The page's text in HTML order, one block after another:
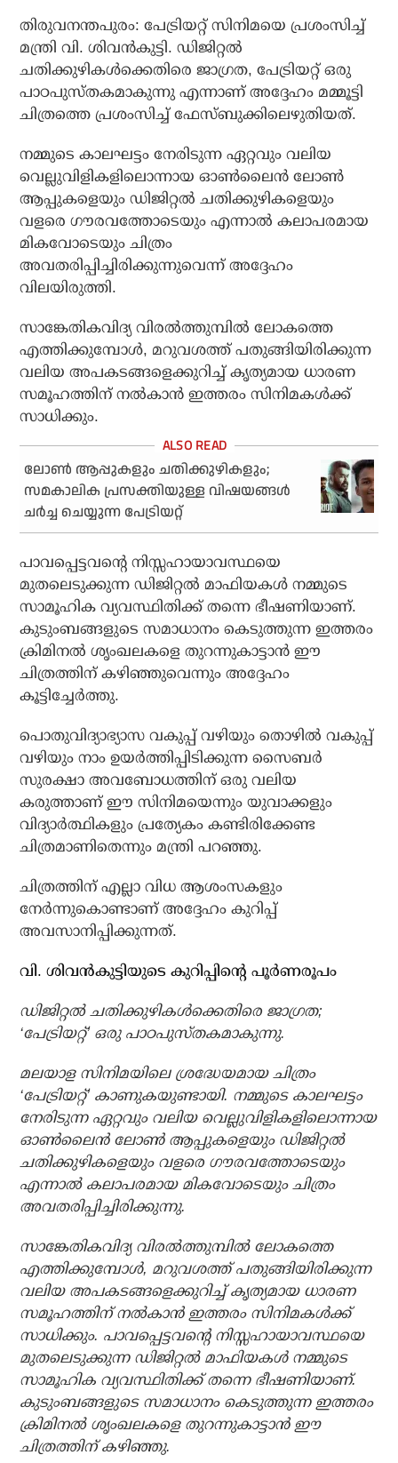
തിരുവനന്തപുരം: പേട്രിയറ്റ് സിനിമയെ പ്രശംസിച്ച്
മന്ത്രി വി. ശിവന്‍കുട്ടി. ഡിജിറ്റല്‍
ചതിക്കുഴികള്‍ക്കെതിരെ ജാഗ്രത, പേട്രിയറ്റ് ഒരു
പാഠപുസ്തകമാകുന്നു എന്നാണ് അദ്ദേഹം മമ്മൂട്ടി
ചിത്രത്തെ പ്രശംസിച്ച് ഫേസ്ബുക്കിലെഴുതിയത്.
നമ്മുടെ കാലഘട്ടം നേരിടുന്ന ഏറ്റവും വലിയ
വെല്ലുവിളികളിലൊന്നായ ഓണ്‍ലൈന്‍ ലോണ്‍
ആപ്പുകളെയും ഡിജിറ്റല്‍ ചതിക്കുഴികളെയും
വളരെ ഗൗരവത്തോടെയും എന്നാല്‍ കലാപരമായ
മികവോടെയും ചിത്രം
അവതരിപ്പിച്ചിരിക്കുന്നുവെന്ന് അദ്ദേഹം
വിലയിരുത്തി.
സാങ്കേതികവിദ്യ വിരല്‍ത്തുമ്പില്‍ ലോകത്തെ
എത്തിക്കുമ്പോള്‍, മറുവശത്ത് പതുങ്ങിയിരിക്കുന്ന
വലിയ അപകടങ്ങളെക്കുറിച്ച് കൃത്യമായ ധാരണ
സമൂഹത്തിന് നല്‍കാന്‍ ഇത്തരം സിനിമകള്‍ക്ക്
സാധിക്കും.
ലോണ്‍ ആപ്പുകളും ചതിക്കുഴികളും;
സമകാലിക പ്രസക്തിയുള്ള വിഷയങ്ങള്‍
ചര്‍ച്ച ചെയ്യുന്ന പേട്രിയറ്റ്
പാവപ്പെട്ടവന്റെ നിസ്സഹായാവസ്ഥയെ
മുതലെടുക്കുന്ന ഡിജിറ്റല്‍ മാഫിയകള്‍ നമ്മുടെ
സാമൂഹിക വ്യവസ്ഥിതിക്ക് തന്നെ ഭീഷണിയാണ്.
കുടുംബങ്ങളുടെ സമാധാനം കെടുത്തുന്ന ഇത്തരം
ക്രിമിനല്‍ ശൃംഖലകളെ തുറന്നുകാട്ടാന്‍ ഈ
ചിത്രത്തിന് കഴിഞ്ഞുവെന്നും അദ്ദേഹം
കൂട്ടിച്ചേര്‍ത്തു.
പൊതുവിദ്യാഭ്യാസ വകുപ്പ് വഴിയും തൊഴില്‍ വകുപ്പ്
വഴിയും നാം ഉയര്‍ത്തിപ്പിടിക്കുന്ന സൈബര്‍
സുരക്ഷാ അവബോധത്തിന് ഒരു വലിയ
കരുത്താണ് ഈ സിനിമയെന്നും യുവാക്കളും
വിദ്യാര്‍ത്ഥികളും പ്രത്യേകം കണ്ടിരിക്കേണ്ട
ചിത്രമാണിതെന്നും മന്ത്രി പറഞ്ഞു.
ചിത്രത്തിന് എല്ലാ വിധ ആശംസകളും
നേര്‍ന്നുകൊണ്ടാണ് അദ്ദേഹം കുറിപ്പ്
അവസാനിപ്പിക്കുന്നത്.
വി. ശിവന്‍കുട്ടിയുടെ കുറിപ്പിന്റെ പൂര്‍ണരൂപം
ഡിജിറ്റല്‍ ചതിക്കുഴികള്‍ക്കെതിരെ ജാഗ്രത;
‘പേട്രിയറ്റ്’ ഒരു പാഠപുസ്തകമാകുന്നു.
മലയാള സിനിമയിലെ ശ്രദ്ധേയമായ ചിത്രം
‘പേട്രിയറ്റ്’ കാണുകയുണ്ടായി. നമ്മുടെ കാലഘട്ടം
നേരിടുന്ന ഏറ്റവും വലിയ വെല്ലുവിളികളിലൊന്നായ
ഓണ്‍ലൈന്‍ ലോണ്‍ ആപ്പുകളെയും ഡിജിറ്റല്‍
ചതിക്കുഴികളെയും വളരെ ഗൗരവത്തോടെയും
എന്നാല്‍ കലാപരമായ മികവോടെയും ചിത്രം
അവതരിപ്പിച്ചിരിക്കുന്നു.
സാങ്കേതികവിദ്യ വിരല്‍ത്തുമ്പില്‍ ലോകത്തെ
എത്തിക്കുമ്പോള്‍, മറുവശത്ത് പതുങ്ങിയിരിക്കുന്ന
വലിയ അപകടങ്ങളെക്കുറിച്ച് കൃത്യമായ ധാരണ
സമൂഹത്തിന് നല്‍കാന്‍ ഇത്തരം സിനിമകള്‍ക്ക്
സാധിക്കും. പാവപ്പെട്ടവന്റെ നിസ്സഹായാവസ്ഥയെ
മുതലെടുക്കുന്ന ഡിജിറ്റല്‍ മാഫിയകള്‍ നമ്മുടെ
സാമൂഹിക വ്യവസ്ഥിതിക്ക് തന്നെ ഭീഷണിയാണ്.
കുടുംബങ്ങളുടെ സമാധാനം കെടുത്തുന്ന ഇത്തരം
ക്രിമിനല്‍ ശൃംഖലകളെ തുറന്നുകാട്ടാന്‍ ഈ
ചിത്രത്തിന് കഴിഞ്ഞു.